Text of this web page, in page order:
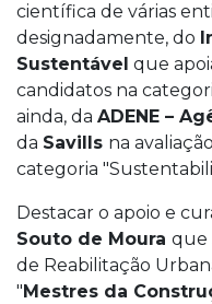
científica de várias
designadamente, do
Sustentável que
candidatos na
ainda, da ADENE –
da Savills na
categoria
Destacar o apoio e
Souto de Moura que
de Reabilitação
" Mestres da